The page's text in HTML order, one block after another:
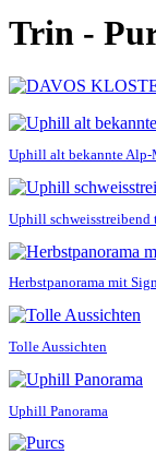
Trin -
Uphill alt bekannte Alp-
Uphill schweisstreibend
Herbstpanorama mit
Tolle Aussichten
Uphill Panorama